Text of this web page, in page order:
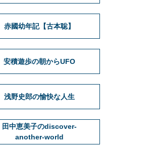
赤國幼年記【古本聡】
安積遊歩の朝からUFO
浅野史郎の愉快な人生
田中恵美子のdiscover-
another-world